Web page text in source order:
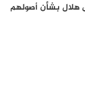
بشأن أصولهم